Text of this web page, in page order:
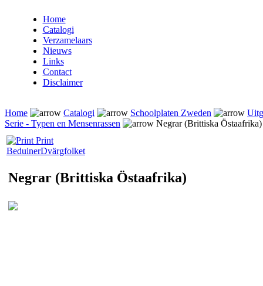
Home
Catalogi
Verzamelaars
Nieuws
Links
Contact
Disclaimer
Home Catalogi Schoolplaten Zweden
Serie - Typen en Mensenrassen
Negrar (Brittiska Östaafrika)
Print
BeduinerDvärgfolket
Negrar (Brittiska Östaafrika)